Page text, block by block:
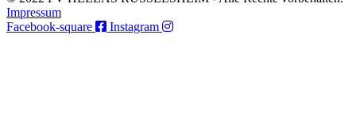
Impressum
Facebook-square
Instagram